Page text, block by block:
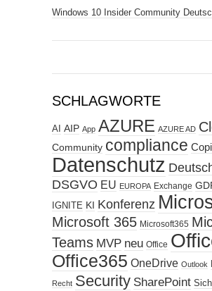
Windows 10 Insider Community
SCHLAGWORTE
AI AIP App AZURE AZURE AD
Community compliance
Datenschutz
DSGVO EU EUROPA Exchange
IGNITE KI Konferenz
Microsoft 365 Microsoft365
Teams MVP neu Office
Office365 OneDrive Outlook
Recht Security SharePoint